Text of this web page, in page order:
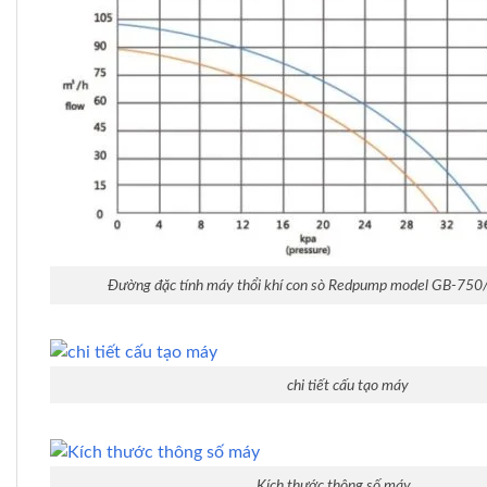
Đường đặc tính máy thổi khí con sò Redpump model GB-
chi tiết cấu tạo máy